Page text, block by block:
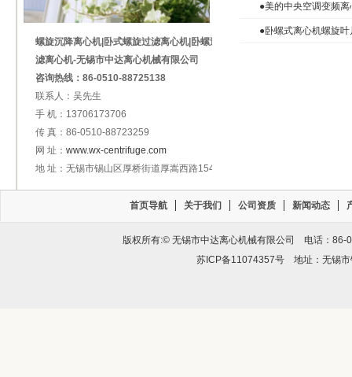
螺旋沉降离心机|卧式螺旋过滤离心机|卧螺过
滤离心机-无锡市中达离心机械有限公司
咨询热线：86-0510-88725138
联系人：吴先生
手 机：13706173706
传 真：86-0510-88723259
网 址： www.wx-centrifuge.com
地 址：无锡市锡山区厚桥街道厚嵩西路154号
●美的中央空调变频
●卧螺式离心机螺旋
首页导航 关于我们 公司资质 新闻动态
版权所有:© 无锡市中达离心机械有限公司 电话：
苏ICP备11074357号地址：无锡市